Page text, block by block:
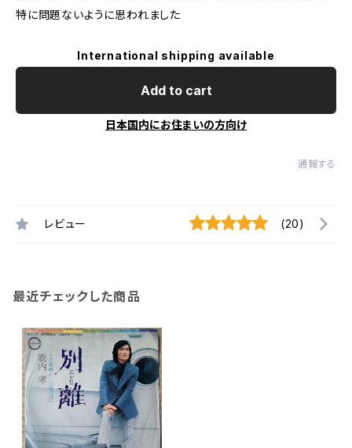
特に問題ないように思われました
International shipping available
Add to cart
日本国内にお住まいの方向け
通報する
レビュー (20)
最近チェックした商品